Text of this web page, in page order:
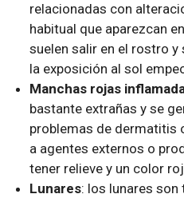
relacionadas con
habitual que aparezcan
suelen salir en el rostro
la exposición al sol
Manchas rojas
bastante extrañas y se
problemas de dermatitis
a agentes externos o
tener relieve y un color
Lunares: los lunares son